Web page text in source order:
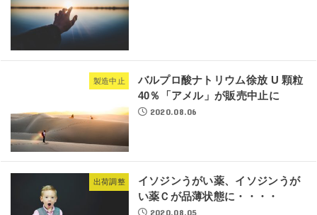
製造中止
バルプロ酸ナトリウム徐放 U 顆粒
40％「アメル」が販売中止に
2020.08.06
出荷調整
イソジンうがい薬、イソジンうが
い薬Ｃが品薄状態に・・・・
2020.08.05